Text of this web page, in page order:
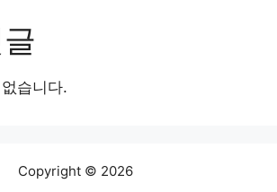
습니다.
Copyright © 2026